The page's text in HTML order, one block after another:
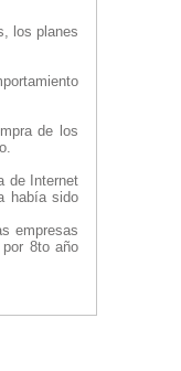
los planes
de los
de Internet
había sido
empresas
8to año